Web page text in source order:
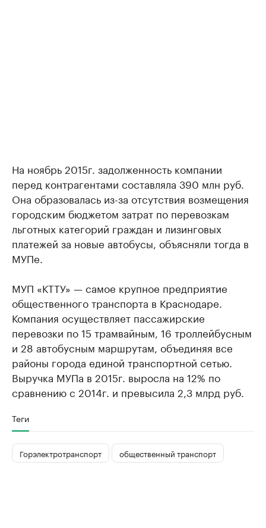
На ноябрь 2015г. задолженность компании
перед контрагентами составляла 390 млн руб.
Она образовалась из-за отсутствия возмещения
городским бюджетом затрат по перевозкам
льготных категорий граждан и лизинговых
платежей за новые автобусы, объясняли тогда в
МУПе.
МУП «КТТУ» — самое крупное предприятие
общественного транспорта в Краснодаре.
Компания осуществляет пассажирские
перевозки по 15 трамвайным, 16 троллейбусным
и 28 автобусным маршрутам, объединяя все
районы города единой транспортной сетью.
Выручка МУПа в 2015г. выросла на 12% по
сравнению с 2014г. и превысила 2,3 млрд руб.
Теги
Горэлектротранспорт общественный транспорт